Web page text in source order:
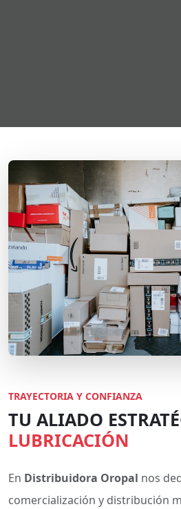
TRAYECTORIA Y CONFIANZA
TU ALIADO
LUBRICACIÓN
En Distribuidora Oropal nos
comercialización y distribución